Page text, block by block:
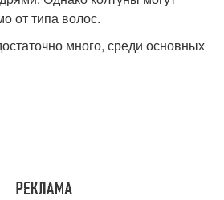
от типа волос.
много, среди основных